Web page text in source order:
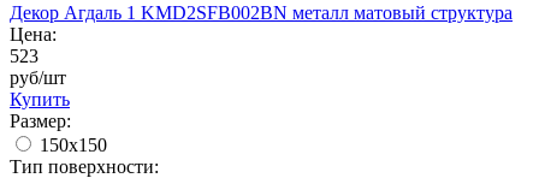
Декор Агдаль 1 KMD2SFB002BN металл матовый структура
Цена:
523
руб/шт
Купить
Размер:
150x150
Тип поверхности: